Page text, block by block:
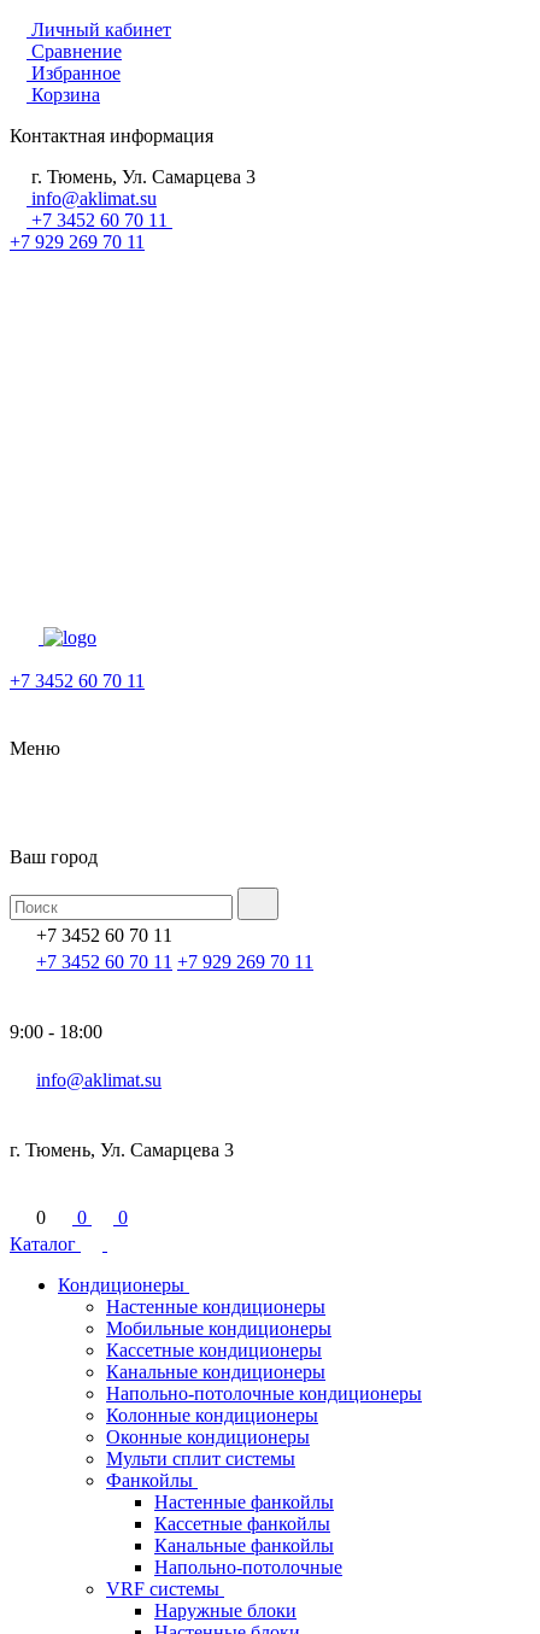
Личный кабинет
Сравнение
Избранное
Корзина
Контактная информация
г. Тюмень, Ул. Самарцева 3
info@aklimat.su
+7 3452 60 70 11
+7 929 269 70 11
+7 3452 60 70 11
Меню
Ваш город
+7 3452 60 70 11
+7 3452 60 70 11 +7 929 269 70 11
9:00 - 18:00
info@aklimat.su
г. Тюмень, Ул. Самарцева 3
0 0
0
Каталог
Кондиционеры
Настенные кондиционеры
Мобильные кондиционеры
Кассетные кондиционеры
Канальные кондиционеры
Напольно-потолочные кондиционеры
Колонные кондиционеры
Оконные кондиционеры
Мульти сплит системы
Фанкойлы
Настенные фанкойлы
Кассетные фанкойлы
Канальные фанкойлы
Напольно-потолочные
VRF системы
Наружные блоки